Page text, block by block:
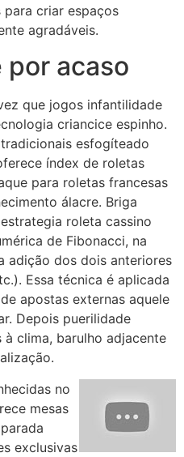
criar espaços
agradáveis.
acaso
que jogos infantilidade
criancice espinho.
esfogíteado
índex de roletas
para roletas francesas
álacre. Briga
roleta cassino
de Fibonacci, na
adição dos dois anteriores
Essa técnica é aplicada
apostas externas aquele
Depois puerilidade
clima, barulho adjacente
no
mesas
exclusivas